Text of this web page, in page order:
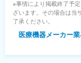
※事情により掲載終了予
ざいます。その場合は当
了承ください。
医療機器メーカー